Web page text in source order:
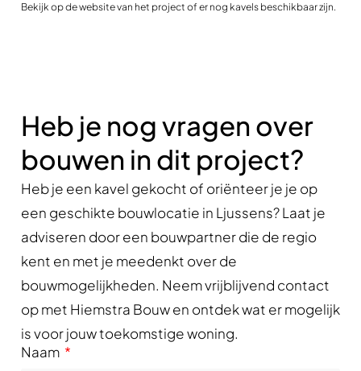
Bekijk op de website van het project of er nog kavels beschikbaar zijn.
Heb je nog vragen over
bouwen in dit project?
Heb je een kavel gekocht of oriënteer je je op
een geschikte bouwlocatie in Ljussens? Laat je
adviseren door een bouwpartner die de regio
kent en met je meedenkt over de
bouwmogelijkheden. Neem vrijblijvend contact
op met Hiemstra Bouw en ontdek wat er mogelijk
is voor jouw toekomstige woning.
Naam